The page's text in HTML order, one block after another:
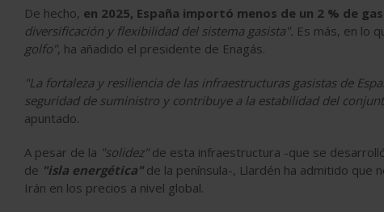
De hecho, en 2025, España importó menos de un 2 % de
diversificación y flexibilidad del sistema gasista". Es más, en lo
golfo", ha añadido el presidente de Enagás.
"La fortaleza y resiliencia de las infraestructuras gasistas de
seguridad de suministro y contribuye a la estabilidad del
apuntado.
A pesar de la "solidez"de esta infraestructura -que se
de "isla energética" de la península-, Llardén ha admitido que
Irán en los precios a nivel global.